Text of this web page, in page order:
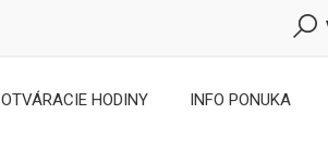
OTVÁRACIE HODINY INFO PONUKA